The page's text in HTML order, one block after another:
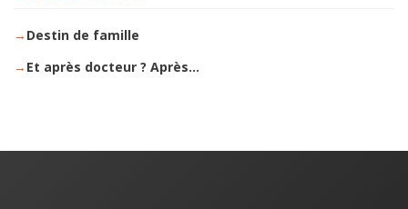
Destin de famille
Et après docteur ? Après...